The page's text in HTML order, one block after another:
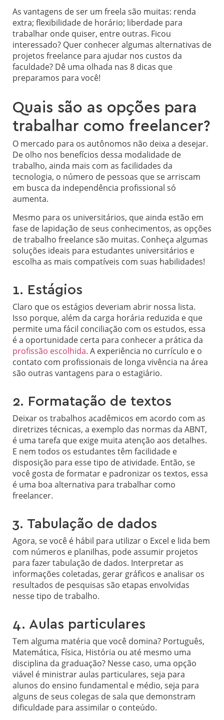
As vantagens de ser um freela são muitas: renda
extra; flexibilidade de horário; liberdade para
trabalhar onde quiser, entre outras. Ficou
interessado? Quer conhecer algumas alternativas de
projetos freelance para ajudar nos custos da
faculdade? Dê uma olhada nas 8 dicas que
preparamos para você!
Quais são as opções para
trabalhar como freelancer?
O mercado para os autônomos não deixa a desejar.
De olho nos benefícios dessa modalidade de
trabalho, ainda mais com as facilidades da
tecnologia, o número de pessoas que se arriscam
em busca da independência profissional só
aumenta.
Mesmo para os universitários, que ainda estão em
fase de lapidação de seus conhecimentos, as opções
de trabalho freelance são muitas. Conheça algumas
soluções ideais para estudantes universitários e
escolha as mais compatíveis com suas habilidades!
1. Estágios
Claro que os estágios deveriam abrir nossa lista.
Isso porque, além da carga horária reduzida e que
permite uma fácil conciliação com os estudos, essa
é a oportunidade certa para conhecer a prática da
profissão escolhida. A experiência no currículo e o
contato com profissionais de longa vivência na área
são outras vantagens para o estagiário.
2. Formatação de textos
Deixar os trabalhos acadêmicos em acordo com as
diretrizes técnicas, a exemplo das normas da ABNT,
é uma tarefa que exige muita atenção aos detalhes.
E nem todos os estudantes têm facilidade e
disposição para esse tipo de atividade. Então, se
você gosta de formatar e padronizar os textos, essa
é uma boa alternativa para trabalhar como
freelancer.
3. Tabulação de dados
Agora, se você é hábil para utilizar o Excel e lida bem
com números e planilhas, pode assumir projetos
para fazer tabulação de dados. Interpretar as
informações coletadas, gerar gráficos e analisar os
resultados de pesquisas são etapas envolvidas
nesse tipo de trabalho.
4. Aulas particulares
Tem alguma matéria que você domina? Português,
Matemática, Física, História ou até mesmo uma
disciplina da graduação? Nesse caso, uma opção
viável é ministrar aulas particulares, seja para
alunos do ensino fundamental e médio, seja para
alguns de seus colegas de sala que demonstram
dificuldade para assimilar o conteúdo.